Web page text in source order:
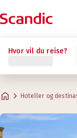
Hvor vil du reise?
Hoteller og